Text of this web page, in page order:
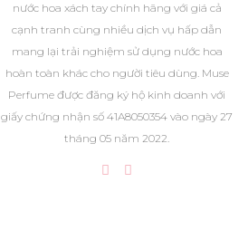
nước hoa xách tay chính hãng với giá cả
cạnh tranh cùng nhiều dịch vụ hấp dẫn
mang lại trải nghiệm sử dụng nước hoa
hoàn toàn khác cho người tiêu dùng. Muse
Perfume được đăng ký hộ kinh doanh với
giấy chứng nhận số 41A8050354 vào ngày 27
tháng 05 năm 2022.